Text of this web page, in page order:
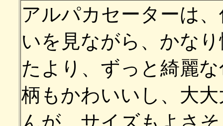
アルパカセーターは
いを見ながら、かな
たより、ずっと綺麗
柄もかわいいし、大